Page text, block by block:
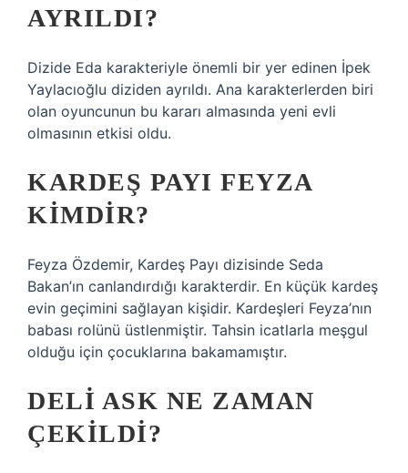
AYRILDI?
Dizide Eda karakteriyle önemli bir yer edinen İpek
Yaylacıoğlu diziden ayrıldı. Ana karakterlerden biri
olan oyuncunun bu kararı almasında yeni evli
olmasının etkisi oldu.
KARDEŞ PAYI FEYZA
KIMDIR?
Feyza Özdemir, Kardeş Payı dizisinde Seda
Bakan’ın canlandırdığı karakterdir. En küçük kardeş
evin geçimini sağlayan kişidir. Kardeşleri Feyza’nın
babası rolünü üstlenmiştir. Tahsin icatlarla meşgul
olduğu için çocuklarına bakamamıştır.
DELI ASK NE ZAMAN
ÇEKILDI?